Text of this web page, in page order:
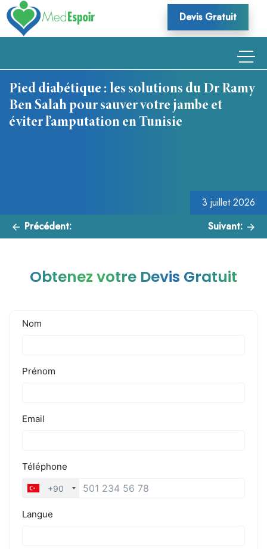
Skip
to
content
Devis Gratuit
Pied diabétique : les solutions du Dr Ramy
Ben Salah pour sauver votre jambe et
éviter l’amputation en Tunisie
3 juillet 2026
Précédent: Suivant:
Obtenez votre Devis Gratuit